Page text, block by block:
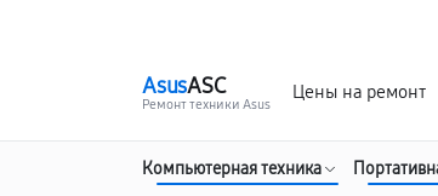
AsusASC
Ремонт техники Asus
Цены на ремонт
Компьютерная техника